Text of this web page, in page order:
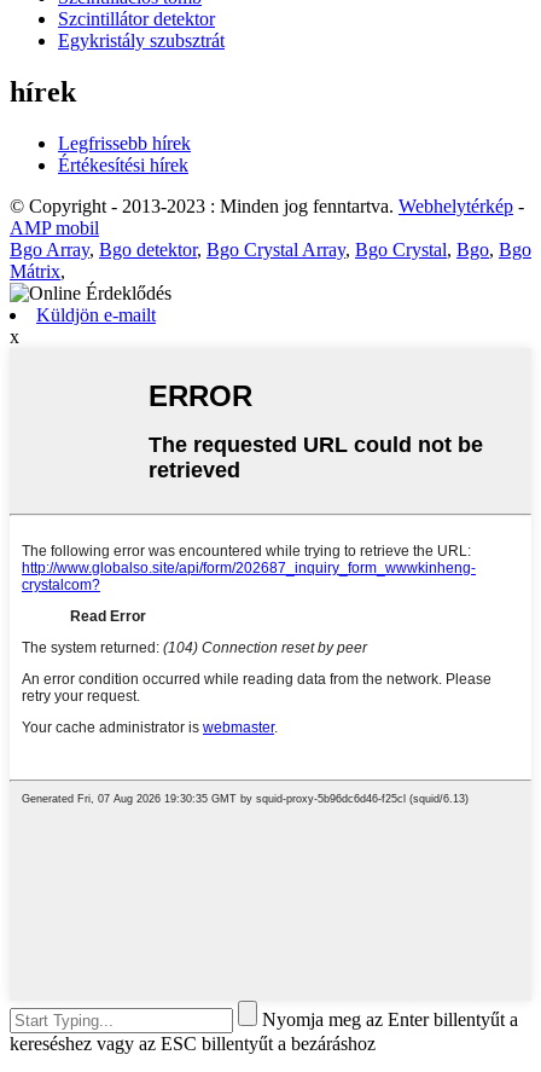
Szcintillátor detektor
Egykristály szubsztrát
hírek
Legfrissebb hírek
Értékesítési hírek
© Copyright - 2013-2023 : Minden jog fenntartva. Webhelytérkép -
AMP mobil
Bgo Array, Bgo detektor, Bgo Crystal Array, Bgo Crystal, Bgo, Bgo
Mátrix,
Küldjön e-mailt
x
Nyomja meg az Enter billentyűt a
kereséshez vagy az ESC billentyűt a bezáráshoz